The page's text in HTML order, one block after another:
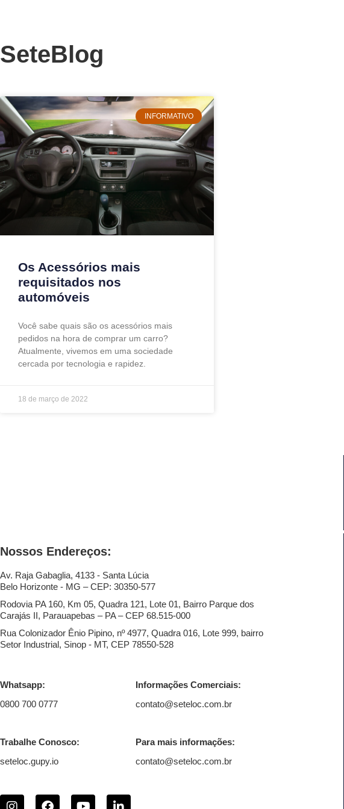
SeteBlog
INFORMATIVO
Os Acessórios mais
requisitados nos
automóveis
Você sabe quais são os acessórios mais
pedidos na hora de comprar um carro?
Atualmente, vivemos em uma sociedade
cercada por tecnologia e rapidez.
18 de março de 2022
Nossos Endereços:
Av. Raja Gabaglia, 4133 - Santa Lúcia
Belo Horizonte - MG – CEP: 30350-577
Rodovia PA 160, Km 05, Quadra 121, Lote 01, Bairro Parque dos
Carajás II, Parauapebas – PA – CEP 68.515-000
Rua Colonizador Ênio Pipino, nº 4977, Quadra 016, Lote 999, bairro
Setor Industrial, Sinop - MT, CEP 78550-528
Whatsapp:
0800 700 0777
Informações Comerciais:
contato@seteloc.com.br
Trabalhe Conosco:
seteloc.gupy.io
Para mais informações:
contato@seteloc.com.br